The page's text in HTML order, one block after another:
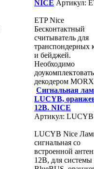
NICE Артикул:
ETP Nice
Бесконтактный
считыватель для
транспондерных
и бейджей.
Необходимо
доукомплектовать
декодером
Сигнальная
LUCYB,
12В. NICE
Артикул: LUCYB
LUCYB Nice
сигнальная со
встроенной
12В, для системы